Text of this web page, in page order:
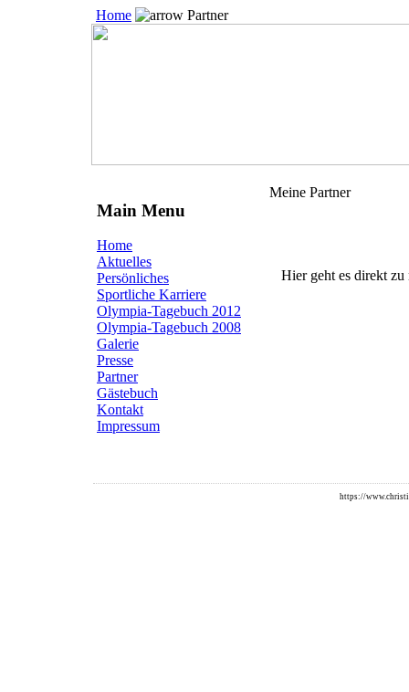
Home Partner
Main Menu
Home
Aktuelles
Persönliches
Sportliche Karriere
Olympia-Tagebuch 2012
Olympia-Tagebuch 2008
Galerie
Presse
Partner
Gästebuch
Kontakt
Impressum
Meine Partner
Hier geht es direkt
https://